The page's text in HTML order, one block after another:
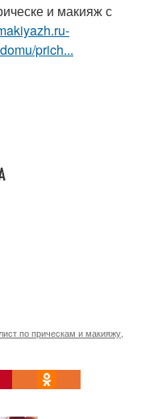
и макияж с
prich...
по прическам и макияжу